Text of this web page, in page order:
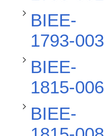
BIEE-
1793-003
BIEE-
1815-006
Alternar subsección BIEE-1815-006
BIEE-
Alternar subsección BIEE-1815-008Alternar subsección BIEE-1847-003